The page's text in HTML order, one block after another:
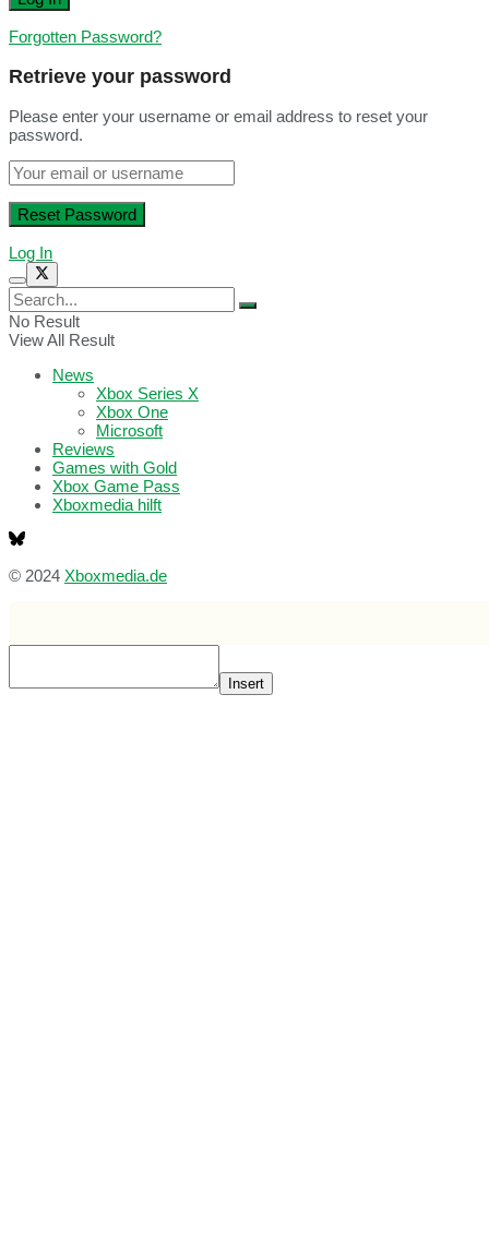
Forgotten Password?
Retrieve your password
Please enter your username or email address to reset your
password.
Log In
No Result
View All Result
News
Xbox Series X
Xbox One
Microsoft
Reviews
Games with Gold
Xbox Game Pass
Xboxmedia hilft
© 2024 Xboxmedia.de
Insert